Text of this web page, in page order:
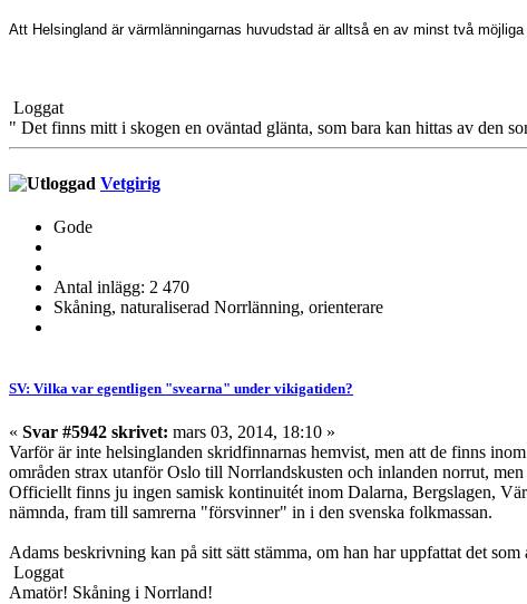
Att Helsingland är värmlänningarnas huvudstad är alltså en av minst två möjliga
Loggat
" Det finns mitt i skogen en oväntad glänta, som bara kan hittas av den
Vetgirig
Gode
Antal inlägg: 2 470
Skåning, naturaliserad Norrlänning, orienterare
SV: Vilka var egentligen "svearna" under vikigatiden?
« Svar #5942 skrivet: mars 03, 2014, 18:10 »
Varför är inte helsinglanden skridfinnarnas hemvist, men att de finns
områden strax utanför Oslo till Norrlandskusten och inlanden norrut,
Officiellt finns ju ingen samisk kontinuitét inom Dalarna, Bergslagen,
nämnda, fram till samrerna "försvinner" in i den svenska folkmassan.
Adams beskrivning kan på sitt sätt stämma, om han har uppfattat det
Loggat
Amatör! Skåning i Norrland!